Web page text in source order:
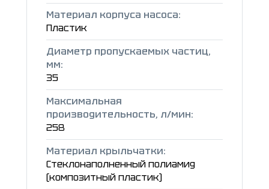
Материал корпуса насоса:
Пластик
Диаметр пропускаемых частиц,
мм:
35
Максимальная
производительность, л/мин:
258
Материал крыльчатки:
Стеклонаполненный полиамид
(композитный пластик)